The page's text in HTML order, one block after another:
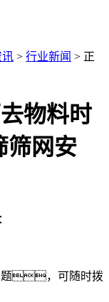
讯 > 行业新闻 > 正
物料时
筛网安
题，可随时拨